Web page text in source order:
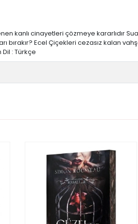
kanlı cinayetleri çözmeye kararlıdır
Ecel Çiçekleri cezasız kalan
Dil : Türkçe